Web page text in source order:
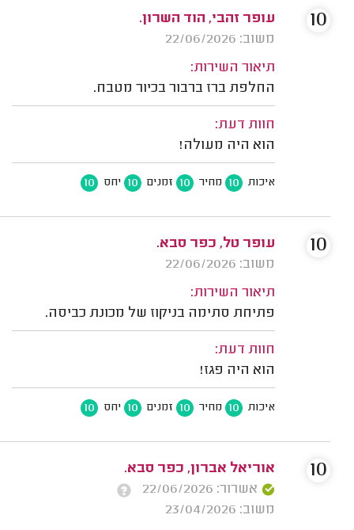
עופר זהבי, הוד השרון.
משוב: 22/06/2026
תיאור השירות:
החלפת ברז ברבור בכיור מטבח.
חוות דעת:
הוא היה מעולה!
איכות 10 מחיר 10 זמנים 10 יחס 10
10
עופר טל, כפר סבא.
משוב: 22/06/2026
תיאור השירות:
פתיחת סתימה בניקוז של מכונת כביסה.
חוות דעת:
הוא היה פגז!
איכות 10 מחיר 10 זמנים 10 יחס 10
10
אוריאל אברון, כפר סבא.
אשרור: 22/06/2026
משוב: 23/04/2026
10